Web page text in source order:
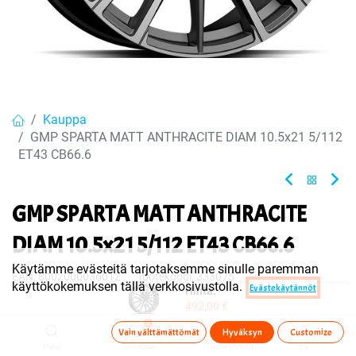
Hinta:
492,00 €
0
Toivelista Tuoteryhmä(t)
Kauppa
GMP SPARTA MATT ANTHRACITE DIAM 10.5x21 5/112
ET43 CB66.6
GMP SPARTA MATT ANTHRACITE
DIAM 10.5x21 5/112 ET43 CB66.6
EAN:8002000036012 Tuotekoodi:333075
Tuote on myyty tai sitä ei ole juuri nyt saatavilla.
Käytämme evästeitä tarjotaksemme sinulle paremman
käyttökokemuksen tällä verkkosivustolla.
Evästekäytännöt
Vain välttämättömät Hyväksyn Customize